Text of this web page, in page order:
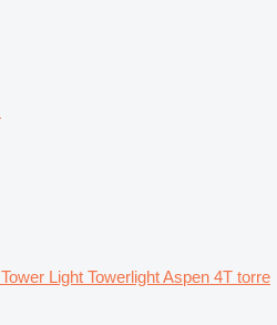
Tower Light Towerlight Aspen 4T torre